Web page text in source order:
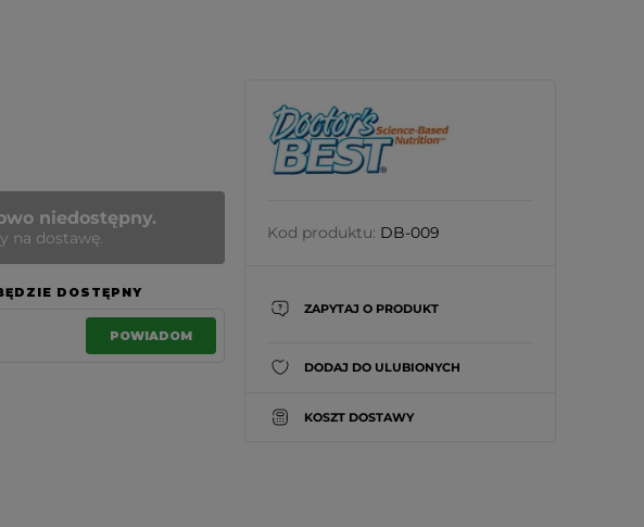
niedostępny.
na dostawę.
DOSTĘPNY
POWIADOM
Kod produktu: DB-009
ZAPYTAJ O PRODUKT
DODAJ DO ULUBIONYCH
KOSZT DOSTAWY